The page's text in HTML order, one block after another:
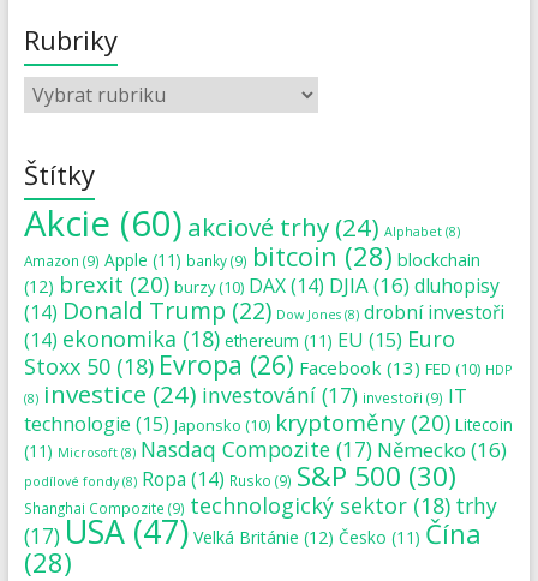
Rubriky
Štítky
Akcie (60) akciové trhy(24) Alphabet(8)
Amazon (9) Apple (11) banky(9) bitcoin (28) blockchain
(12) brexit (20) burzy(10) DAX(14) DJIA(16)dluhopisy
(14) Donald Trump (22) Dow Jones(8) drobní investoři
(14) ekonomika (18) ethereum (11) EU (15) Euro
Stoxx 50(18) Evropa (26) Facebook (13) FED (10) HDP
(8) investice (24) investování(17) investoři (9) IT
technologie (15) Japonsko (10) kryptoměny(20) Litecoin
(11) Microsoft(8) Nasdaq Compozite(17) Německo (16)
podílové fondy(8) Ropa (14) Rusko (9) S&P 500 (30)
Shanghai Compozite (9) technologický sektor(18) trhy
(17)USA(47) Velká Británie (12) Česko (11) Čína
(28)